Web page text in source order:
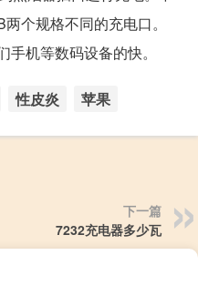
个规格不同的充电口。
机等数码设备的快。
性皮炎 苹果
下一篇
7232充电器多少瓦